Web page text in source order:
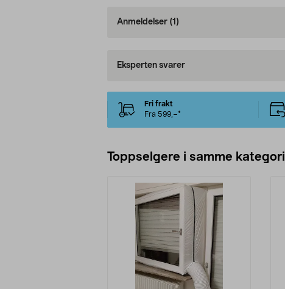
Anmeldelser (1)
Eksperten svarer
Fri frakt
Fra 599,–*
Toppselgere i samme kategori